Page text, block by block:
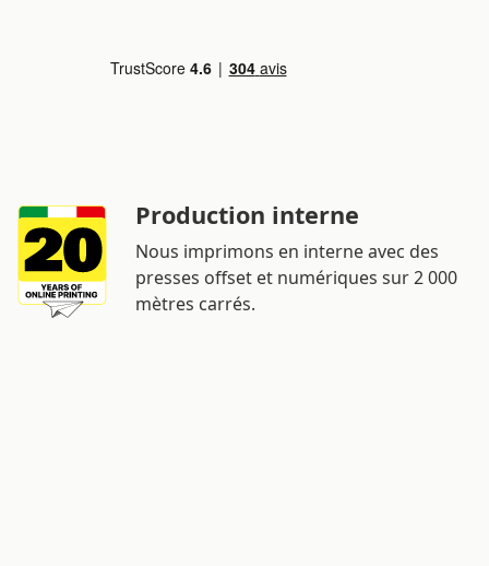
Production interne
Nous imprimons en interne avec des
presses offset et numériques sur 2 000
mètres carrés.